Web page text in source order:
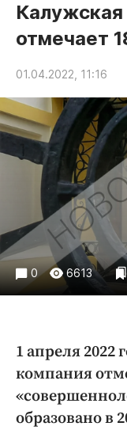
Новости
Статьи
Народные
Авто и
Криминал
Культура
Общество
Погода
Праздники
Экономика
ПРОЕКТЫ
Блоги
отмечает
01.04.2022, 11:16
0 6613
1 апреля 2022
компания
образовано в